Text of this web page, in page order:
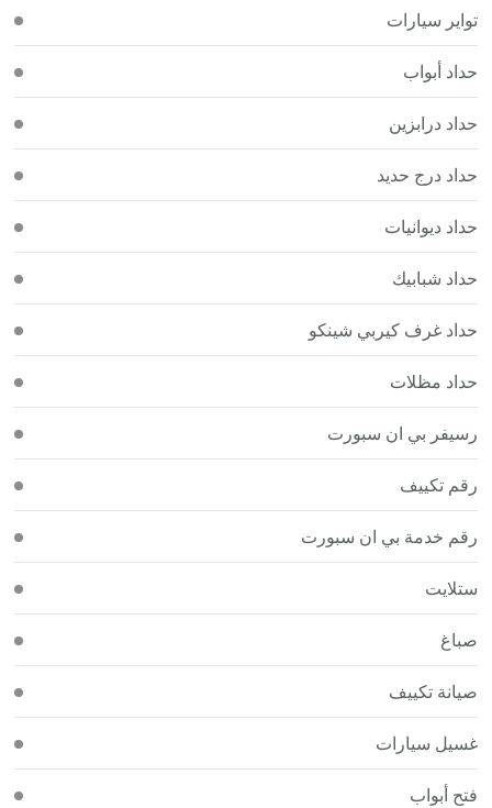
تواير سيارات
حداد أبواب
حداد درابزين
حداد درج حديد
حداد ديوانيات
حداد شبابيك
حداد غرف كيربي شينكو
حداد مظلات
رسيفر بي ان سبورت
رقم تكييف
رقم خدمة بي ان سبورت
ستلايت
صباغ
صيانة تكييف
غسيل سيارات
فتح أبواب